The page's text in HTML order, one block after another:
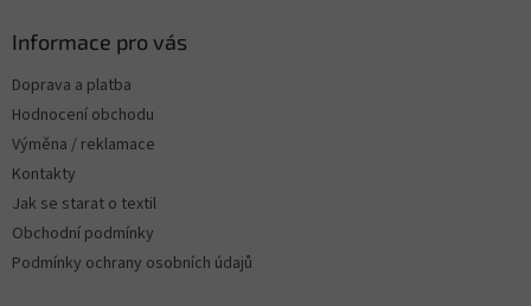
Informace pro vás
Doprava a platba
Hodnocení obchodu
Výměna / reklamace
Kontakty
Jak se starat o textil
Obchodní podmínky
Podmínky ochrany osobních údajů